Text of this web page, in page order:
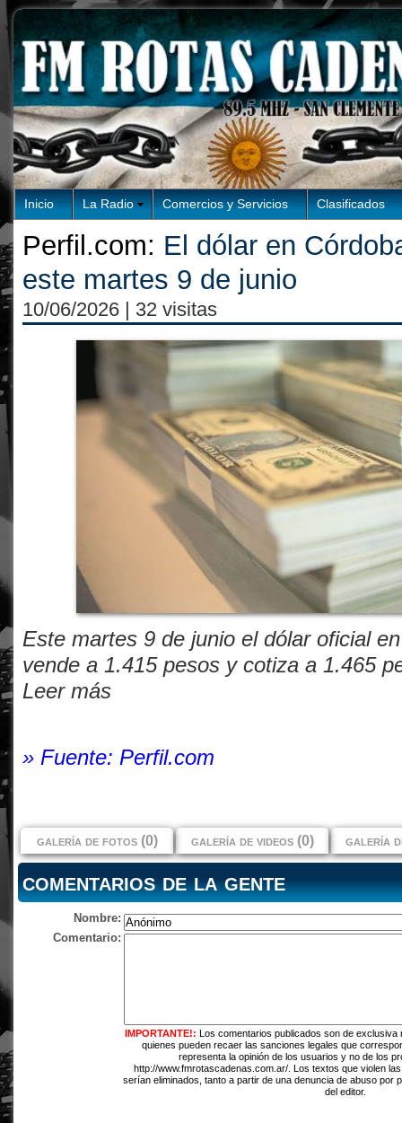
Inicio La Radio Comercios y Servicios Clasificados
Perfil.com: El dólar en
este martes 9 de junio
10/06/2026 | 32 visitas
Este martes 9 de junio el dólar oficial
vende a 1.415 pesos y cotiza a 1.465
Leer más
» Fuente: Perfil.com
galería de fotos (0) galería de videos (0) galería
comentarios de la gente
Nombre:
Comentario:
IMPORTANTE!: Los comentarios publicados son de
quienes pueden recaer las sanciones legales que
representa la opinión de los usuarios y no de los
http://www.fmrotascadenas.com.ar/. Los textos que violen
serían eliminados, tanto a partir de una denuncia de abuso por
del editor.